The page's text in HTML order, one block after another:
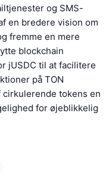
og SMS-
en bredere vision om
fremme en mere
blockchain
jUSDC til at facilitere
på TON
tokens en
for øjeblikkelig